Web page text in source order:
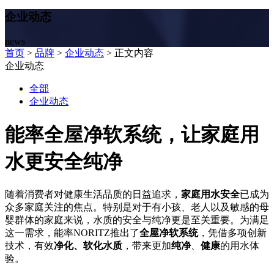
企业动态
news
首页 > 品牌 > 企业动态 > 正文内容
企业动态
全部
企业动态
能率全屋净软系统，让家庭用
水更安全纯净
随着消费者对健康生活品质的日益追求， 家庭用水安全已成为
众多家庭关注的焦点。特别是对于有小孩、老人以及敏感的母
婴群体的家庭来说，水质的安全与纯净更是至关重要。为满足
这一需求，能率NORITZ推出了全屋净软系统，凭借多项创新
技术，有效净化、软化水质 ，带来更加纯净、 健康的用水体
验。